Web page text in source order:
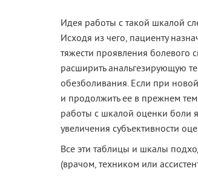
Идея работы с такой шкалой
Исходя из чего, пациенту
тяжести проявления болевого
расширить анальгезирующую
обезболивания. Если при
и продолжить ее в прежнем
работы с шкалой оценки боли
увеличения субъективности
Все эти таблицы и шкалы
(врачом, техником или